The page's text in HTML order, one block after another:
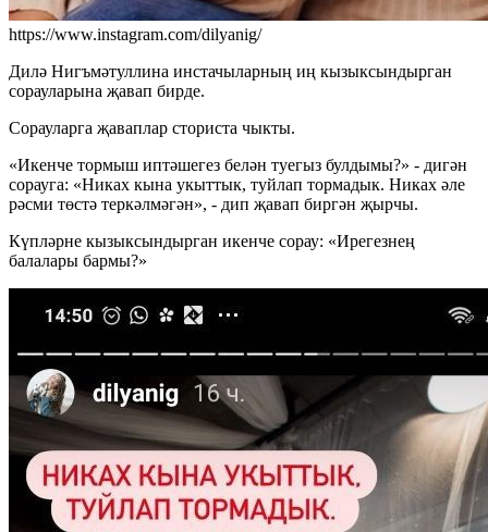
https://www.instagram.com/dilyanig/
Дилә Нигъмәтуллина инстачыларның иң кызыксындырган
сорауларына җавап бирде.
Сорауларга җаваплар сториста чыкты.
«Икенче тормыш иптәшегез белән туегыз булдымы?» - дигән
сорауга: «Никах кына укыттык, туйлап тормадык. Никах әле
рәсми төстә теркәлмәгән», - дип җавап биргән җырчы.
Күпләрне кызыксындырган икенче сорау: «Ирегезнең
балалары бармы?»